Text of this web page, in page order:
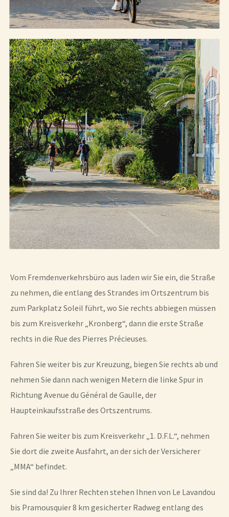
Vom Fremdenverkehrsbüro aus laden wir Sie ein, die Straße
zu nehmen, die entlang des Strandes im Ortszentrum bis
zum Parkplatz Soleil führt, wo Sie rechts abbiegen müssen
bis zum Kreisverkehr „Kronberg“, dann die erste Straße
rechts in die Rue des Pierres Précieuses.
Fahren Sie weiter bis zur Kreuzung, biegen Sie rechts ab und
nehmen Sie dann nach wenigen Metern die linke Spur in
Richtung Avenue du Général de Gaulle, der
Haupteinkaufsstraße des Ortszentrums.
Fahren Sie weiter bis zum Kreisverkehr „1. D.F.L.“, nehmen
Sie dort die zweite Ausfahrt, an der sich der Versicherer
„MMA“ befindet.
Sie sind da! Zu Ihrer Rechten stehen Ihnen von Le Lavandou
bis Pramousquier 8 km gesicherter Radweg entlang des